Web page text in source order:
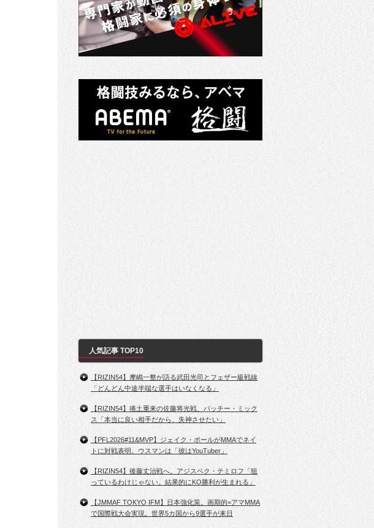
人気記事 TOP10
【RIZIN54】摩嶋一整が語る武田光司とフェザー級戦線
「どんどん中途半端な選手はいなくなる」
【RIZIN54】捲土重来の佐藤将光戦、パッチー・ミック
ス「本当に良い相手だから、失神させたい」
【PFL2026#11&MVP】ジェイク・ポールがMMAでネイ
トに対戦表明。ウスマンは「彼はYouTuber」
【RIZIN54】後藤丈治戦へ。アジスベク・テミロフ「狙
っているわけじゃない。結果的にKO勝利が生まれる」
【JMMAF TOKYO IFM】日本強化策。画期的=アマMMA
で国際戦大会実現。世界5カ国から9選手が来日